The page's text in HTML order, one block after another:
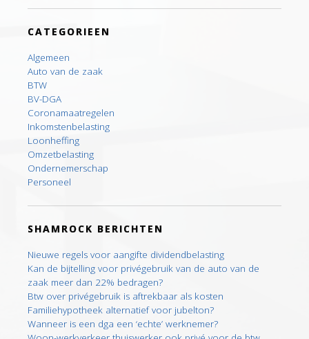
CATEGORIEEN
Algemeen
Auto van de zaak
BTW
BV-DGA
Coronamaatregelen
Inkomstenbelasting
Loonheffing
Omzetbelasting
Ondernemerschap
Personeel
SHAMROCK BERICHTEN
Nieuwe regels voor aangifte dividendbelasting
Kan de bijtelling voor privégebruik van de auto van de
zaak meer dan 22% bedragen?
Btw over privégebruik is aftrekbaar als kosten
Familiehypotheek alternatief voor jubelton?
Wanneer is een dga een ‘echte’ werknemer?